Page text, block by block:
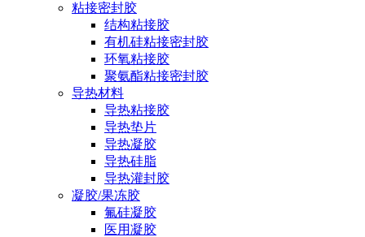
粘接密封胶
结构粘接胶
有机硅粘接密封胶
环氧粘接胶
聚氨酯粘接密封胶
导热材料
导热粘接胶
导热垫片
导热凝胶
导热硅脂
导热灌封胶
凝胶/果冻胶
氟硅凝胶
医用凝胶